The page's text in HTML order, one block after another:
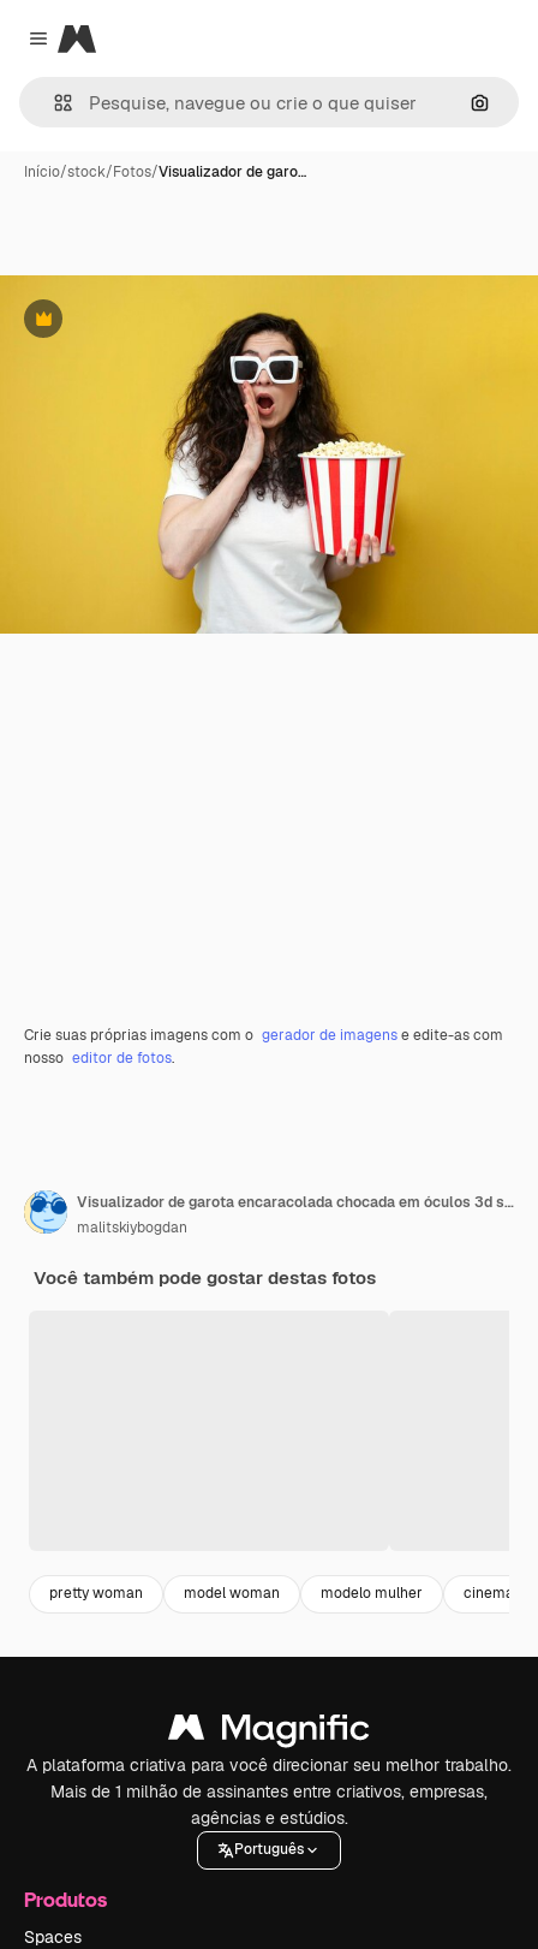
Close menu
Magnific
Início/stock/Fotos/Visualizador de garo…
Premium
Crie suas próprias imagens com o gerador de imagense edite-as com
nosso editor de fotos.
Visualizador de garota encaracolada chocada em óculos 3d segurando pipoca e mostrando surpresa em fundo amarelo
malitskiybogdan
Você também pode gostar destas fotos
pretty woman model woman modelo mulher cinema
A plataforma criativa para você direcionar seu melhor trabalho.
Mais de 1 milhão de assinantes entre criativos, empresas,
agências e estúdios.
Português
Produtos
Spaces